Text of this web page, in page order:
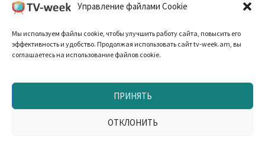
Управление файлами Cookie
Мы используем файлы cookie, чтобы улучшить работу сайта, повысить его
эффективность и удобство. Продолжая использовать сайт tv-week.am, вы
соглашаетесь на использование файлов cookie.
ПРИНЯТЬ
ОТКЛОНИТЬ
Политика Конфиденциальности
Запрещено использование материалов TV-неделя без
согласования с редакцией. При использовании